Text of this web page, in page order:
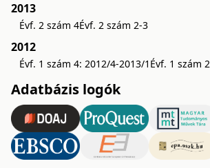
2013
Évf. 2 szám 4Évf. 2 szám 2-3
2012
Évf. 1 szám 4: 2012/4-2013/1 Évf. 1 szám
Adatbázis logók